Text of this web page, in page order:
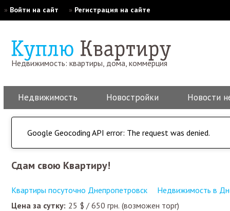
» Войти на сайт » Регистрация на сайте
Недвижимость: квартиры, дома, коммерция
Недвижимость Новостройки Новости
Google Geocoding API error: The request was denied.
Сдам свою Квартиру!
Квартиры посуточно Днепропетровск
Недвижимость в
Цена за сутку: 25 $ / 650 грн. (возможен торг)